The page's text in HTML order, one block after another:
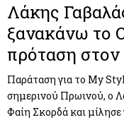
Λάκης
ξανακάνω το
πρόταση
Παράταση για το My
σημερινού Πρωινού, ο
Φαίη Σκορδά και μίλησε